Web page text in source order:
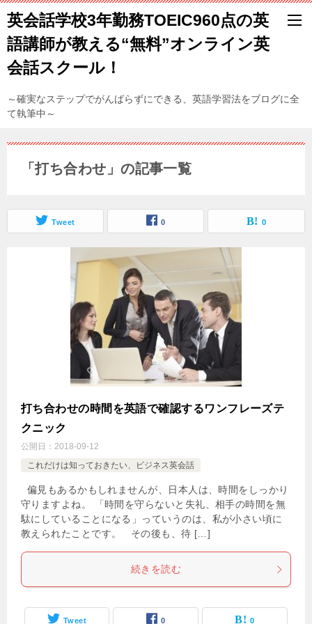
英会話学校3年勤務TOEIC960点の英
語講師が教える“無料”オンライン英
会話スクール！
～確実なステップでがんばらずにできる、英語学習法をブログに全
て執筆中～
「打ち合わせ」の記事一覧
Tweet 0 0
打ち合わせの時間を英語で確認するワンフレーズテ
クニック
公開日： 2018-09-12
これだけは知っておきたい、ビジネス英会話
偏見もあるかもしれませんが、日本人は、時間をしっかり
守りますよね。 「時間を守らないと失礼、相手の時間を無
駄にしていることになる」っていうのは、私が小さい頃に
教えられたことです。 その後も、待 […]
続きを読む
Tweet 0 0